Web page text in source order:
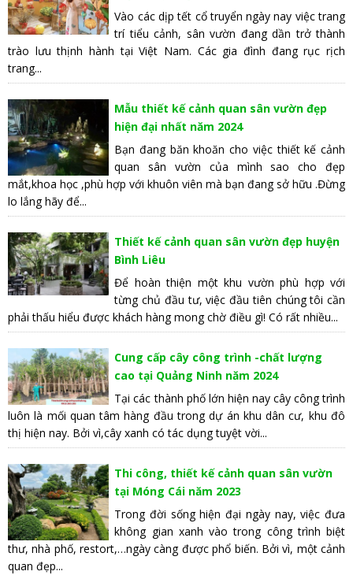
Vào các dịp tết cổ truyển ngày nay việc trang
trí tiểu cảnh, sân vườn đang dần trở thành
trào lưu thịnh hành tại Việt Nam. Các gia đình đang rục rịch
trang...
Mẫu thiết kế cảnh quan sân vườn đẹp
hiện đại nhất năm 2024
Bạn đang băn khoăn cho việc thiết kế cảnh
quan sân vườn của mình sao cho đẹp
mắt,khoa học ,phù hợp với khuôn viên mà bạn đang sở hữu .Đừng
lo lắng hãy để...
Thiết kế cảnh quan sân vườn đẹp huyện
Bình Liêu
Để hoàn thiện một khu vườn phù hợp với
từng chủ đầu tư, việc đầu tiên chúng tôi cần
phải thấu hiểu được khách hàng mong chờ điều gì! Có rất nhiều...
Cung cấp cây công trình -chất lượng
cao tại Quảng Ninh năm 2024
Tại các thành phố lớn hiện nay cây công trình
luôn là mối quan tâm hàng đầu trong dự án khu dân cư, khu đô
thị hiện nay. Bởi vì,cây xanh có tác dụng tuyệt vời...
Thi công, thiết kế cảnh quan sân vườn
tại Móng Cái năm 2023
Trong đời sống hiện đại ngày nay, việc đưa
không gian xanh vào trong công trình biệt
thư, nhà phố, restort,…ngày càng được phổ biến. Bởi vì, một cảnh
quan đẹp...